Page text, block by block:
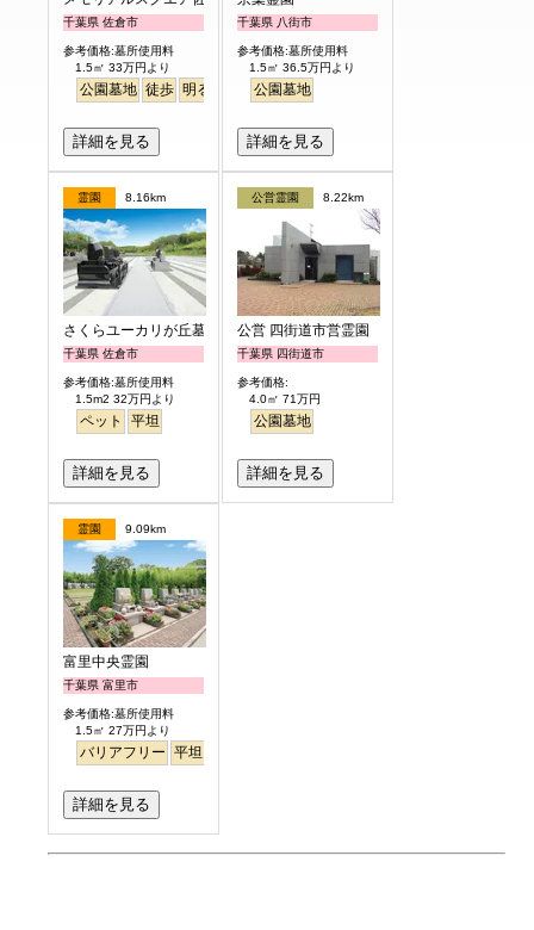
千葉県 佐倉市
参考価格:墓所使用料
1.5㎡ 33万円より
公園墓地 徒歩 明るい
詳細を見る
千葉県 八街市
参考価格:墓所使用料
1.5㎡ 36.5万円より
公園墓地
詳細を見る
霊園 8.16km
さくらユーカリが丘墓苑
千葉県 佐倉市
参考価格:墓所使用料
1.5m2 32万円より
ペット 平坦
詳細を見る
公営霊園 8.22km
公営 四街道市営霊園
千葉県 四街道市
参考価格:
4.0㎡ 71万円
公園墓地
詳細を見る
霊園 9.09km
富里中央霊園
千葉県 富里市
参考価格:墓所使用料
1.5㎡ 27万円より
バリアフリー 平坦
詳細を見る